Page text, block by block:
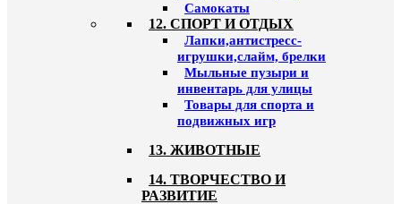
Самокаты
12. СПОРТ И ОТДЫХ
Лапки,антистресс-
игрушки,слайм, брелки
Мыльные пузыри и
инвентарь для улицы
Товары для спорта и
подвижных игр
13. ЖИВОТНЫЕ
14. ТВОРЧЕСТВО И
РАЗВИТИЕ